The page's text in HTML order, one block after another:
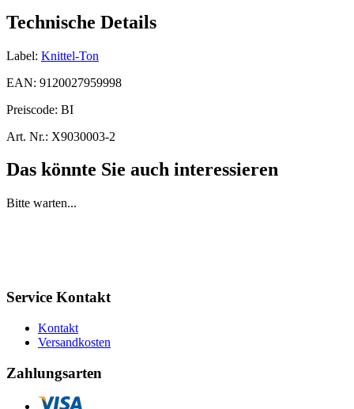
Technische Details
Label: Knittel-Ton
EAN: 9120027959998
Preiscode: BI
Art. Nr.: X9030003-2
Das könnte Sie auch interessieren
Bitte warten...
Service Kontakt
Kontakt
Versandkosten
Zahlungsarten